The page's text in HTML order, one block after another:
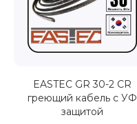
EASTEC GR 30-2 CR
греющий кабель с УФ
защитой